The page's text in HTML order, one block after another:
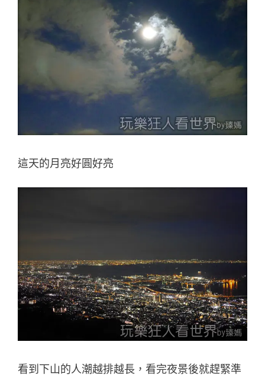
這天的月亮好圓好亮
看到下山的人潮越排越長，看完夜景後就趕緊準